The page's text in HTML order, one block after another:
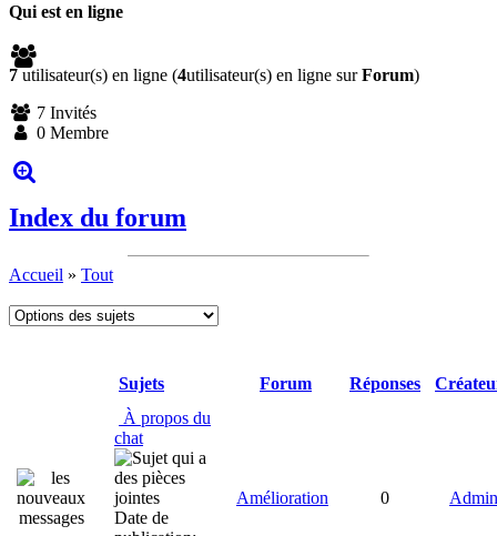
Qui est en ligne
7 utilisateur(s) en ligne (4utilisateur(s) en ligne surForum)
7 Invités
0 Membre
Index du forum
Accueil » Tout
Sujets Forum Réponses
À propos du
chat
Date de
Amélioration 0